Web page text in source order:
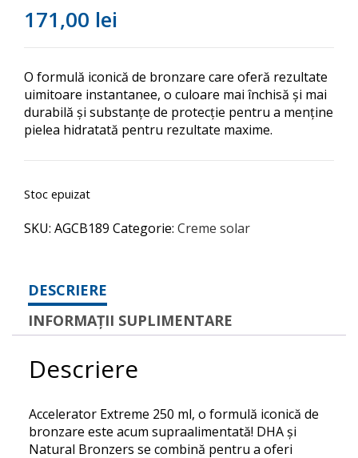
171,00 lei
O formulă iconică de bronzare care oferă rezultate
uimitoare instantanee, o culoare mai închisă și mai
durabilă și substanțe de protecție pentru a menține
pielea hidratată pentru rezultate maxime.
Stoc epuizat
SKU: AGCB189 Categorie: Creme solar
DESCRIERE
INFORMAȚII SUPLIMENTARE
Descriere
Accelerator Extreme 250 ml, o formulă iconică de
bronzare este acum supraalimentată! DHA și
Natural Bronzers se combină pentru a oferi